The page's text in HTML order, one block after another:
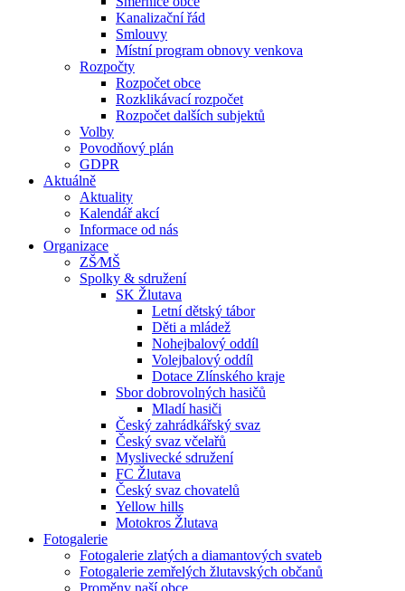
Kanalizační řád
Smlouvy
Místní program obnovy venkova
Rozpočty
Rozpočet obce
Rozklikávací rozpočet
Rozpočet dalších subjektů
Volby
Povodňový plán
GDPR
Aktuálně
Aktuality
Kalendář akcí
Informace od nás
Organizace
ZŠ⁄MŠ
Spolky & sdružení
SK Žlutava
Letní dětský tábor
Děti a mládež
Nohejbalový oddíl
Volejbalový oddíl
Dotace Zlínského kraje
Sbor dobrovolných hasičů
Mladí hasiči
Český zahrádkářský svaz
Český svaz včelařů
Myslivecké sdružení
FC Žlutava
Český svaz chovatelů
Yellow hills
Motokros Žlutava
Fotogalerie
Fotogalerie zlatých a diamantových svateb
Fotogalerie zemřelých žlutavských občanů
Proměny naší obce